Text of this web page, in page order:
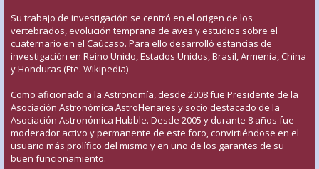
Su trabajo de investigación se centró en el origen de los
vertebrados, evolución temprana de aves y estudios sobre el
cuaternario en el Caúcaso. Para ello desarrolló estancias de
investigación en Reino Unido, Estados Unidos, Brasil, Armenia, China
y Honduras (Fte. Wikipedia)
Como aficionado a la Astronomía, desde 2008 fue Presidente de la
Asociación Astronómica AstroHenares y socio destacado de la
Asociación Astronómica Hubble. Desde 2005 y durante 8 años fue
moderador activo y permanente de este foro, convirtiéndose en el
usuario más prolífico del mismo y en uno de los garantes de su
buen funcionamiento.